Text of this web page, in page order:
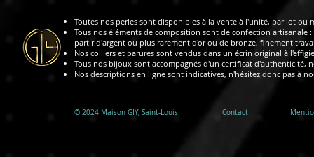
Toutes nos perles sont disponibles à la vente à l'unité, par lot
Tous nos éléments de composition sont de confection
partir d'argent ou plus rarement d'or ou de bronze, finement
Nos colliers et parures sont vendus dans un écrin original à
Tous nos bijoux sont accompagnés d'un certificat d'authenticité,
Nos descriptions en ligne sont indicatives, n'hésitez donc pas à
© 2024 ​Maison GIY, Saint-Louis Contact